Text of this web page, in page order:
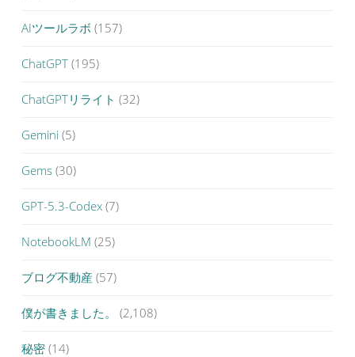
AIツールラボ (157)
ChatGPT (195)
ChatGPTリライト (32)
Gemini (5)
Gems (30)
GPT-5.3-Codex (7)
NotebookLM (25)
ブログ不動産 (57)
僕が書きました。 (2,108)
秘密 (14)